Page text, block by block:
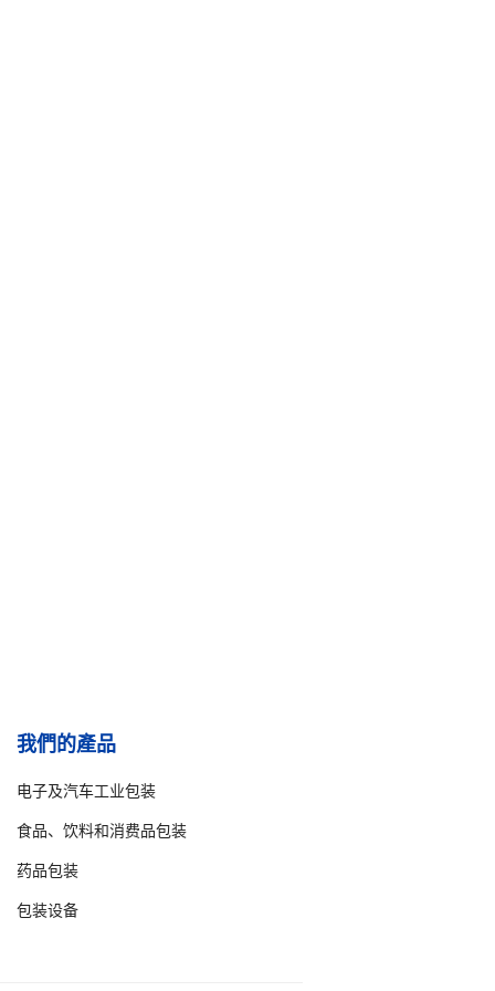
我們的產品
电子及汽车工业包装
食品、饮料和消费品包装
药品包装
包装设备